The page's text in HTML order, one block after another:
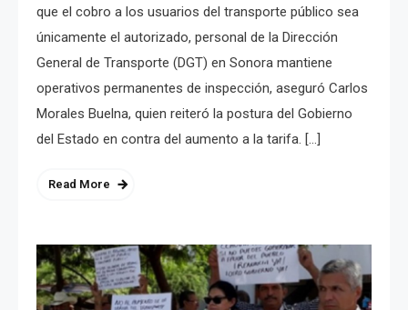
que el cobro a los usuarios del transporte público sea
únicamente el autorizado, personal de la Dirección
General de Transporte (DGT) en Sonora mantiene
operativos permanentes de inspección, aseguró Carlos
Morales Buelna, quien reiteró la postura del Gobierno
del Estado en contra del aumento a la tarifa. […]
Read More